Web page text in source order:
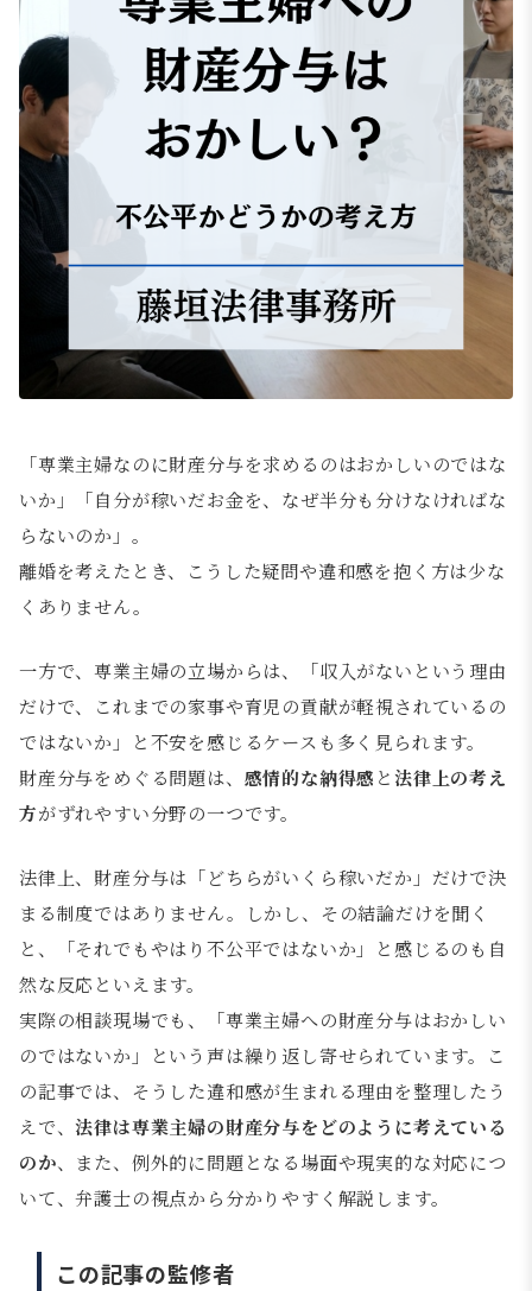
「専業主婦なのに財産分与を求めるのはおかしいのではな
いか」「自分が稼いだお金を、なぜ半分も分けなければな
らないのか」。
離婚を考えたとき、こうした疑問や違和感を抱く方は少な
くありません。
一方で、専業主婦の立場からは、「収入がないという理由
だけで、これまでの家事や育児の貢献が軽視されているの
ではないか」と不安を感じるケースも多く見られます。
財産分与をめぐる問題は、 感情的な納得感 と法律上の考え
方がずれやすい分野の一つです。
法律上、財産分与は「どちらがいくら稼いだか」だけで決
まる制度ではありません。しかし、その結論だけを聞く
と、「それでもやはり不公平ではないか」と感じるのも自
然な反応といえます。
実際の相談現場でも、「専業主婦への財産分与はおかしい
のではないか」という声は繰り返し寄せられています。こ
の記事では、そうした違和感が生まれる理由を整理したう
えで、法律は専業主婦の財産分与をどのように考えている
のか、また、例外的に問題となる場面や現実的な対応につ
いて、弁護士の視点から分かりやすく解説します。
この記事の監修者